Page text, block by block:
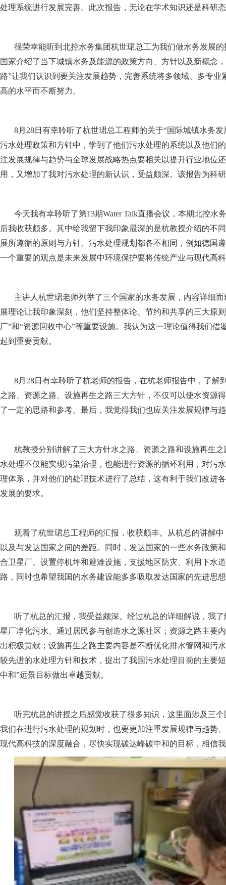
处理系统进行发展完善。此次报告，无论在学术知识还是科研
很荣幸能听到北控水务集团杭世珺总工为我们做水务发展
国家介绍了当下城镇水务及能源的政策方向、方针以及新概念
路”让我们认识到要关注发展趋势，完善系统将多领域、多专
高的水平而不断努力。
8月28日有幸聆听了杭世珺总工程师的关于“国际城镇水务
污水处理政策和方针中，学到了他们污水处理的系统以及他们
注发展规律与趋势与全球发展战略热点要相关以提升行业地位
用，又增加了我对污水处理的新认识，受益颇深。该报告为科
今天我有幸聆听了第13期Water Talk直播会议，本期北控
后我收获颇多。其中给我留下我印象最深的是杭教授介绍的不
展所遵循的原则与方针、污水处理规划都各不相同，例如德国
一个重要的观点是未来发展中环境保护要将传统产业与现代高
主讲人杭世珺老师列举了三个国家的水务发展，内容详细
展理论让我印象深刻，他们坚持整体论、节约和共享的三大原
厂”和“资源回收中心”等重要设施。我认为这一理论值得我们
起到重要贡献。
8月28日有幸聆听了杭老师的报告，在杭老师报告中，了
之路、资源之路、设施再生之路三大方针，不仅可以使水资源
了一定的思路和参考。最后，我觉得我们也应关注发展规律与
杭教授分别讲解了三大方针水之路、资源之路和设施再生
水处理不仅能实现污染治理，也能进行资源的循环利用，对污
理体系，并对他们的处理技术进行了总结，这有利于我们改进
发展的要求。
观看了杭世珺总工程师的汇报，收获颇丰。从杭总的讲解
以及与发达国家之间的差距。同时，发达国家的一些水务政策
合卫星厂、设置停机坪和避难设施，支援地区防灾、利用下水
路，同时也希望我国的水务建设能多多吸取发达国家的先进思
听了杭总的汇报，我受益颇深。经过杭总的详细解说，我
星厂净化污水、通过居民参与创造水之源社区；资源之路主要
出积极贡献；设施再生之路主要内容是不断优化排水管网和污
较先进的水处理方针和技术，提出了我国污水处理目前的主要
中和”远景目标做出卓越贡献。
听完杭总的讲授之后感觉收获了很多知识，这里面涉及三
我们在进行污水处理的规划时，也要更加注重发展规律与趋势
现代高科技的深度融合，尽快实现碳达峰碳中和的目标，相信